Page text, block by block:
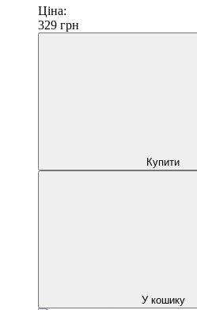
Ціна:
329 грн
Купити
У кошику